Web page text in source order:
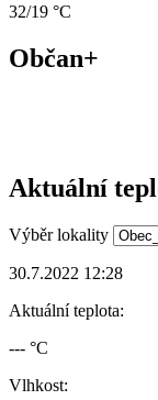
32/19 °C
Občan+
Aktuální
Výběr lokality
30.7.2022 12:28
Aktuální teplota:
--- °C
Vlhkost: